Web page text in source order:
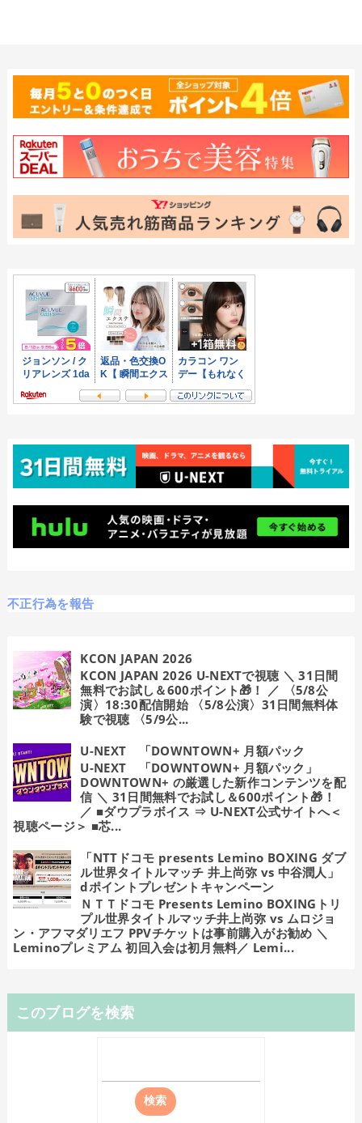
不正行為を報告
KCON JAPAN 2026
KCON JAPAN 2026 U-NEXTで視聴 ＼ 31日間
無料でお試し＆600ポイント🎁！ ／ 〈5/8公
演〉18:30配信開始 〈5/8公演〉31日間無料体
験で視聴 〈5/9公...
U-NEXT 「DOWNTOWN+ 月額パック
U-NEXT 「DOWNTOWN+ 月額パック」
DOWNTOWN+ の厳選した新作コンテンツを配
信 ＼ 31日間無料でお試し＆600ポイント🎁！
／ ■ダウプラボイス ⇒ U-NEXT公式サイトへ＜
視聴ページ＞ ■芯...
「NTTドコモ presents Lemino BOXING ダブ
ル世界タイトルマッチ 井上尚弥 vs 中谷潤人」
dポイントプレゼントキャンペーン
ＮＴＴドコモ Presents Lemino BOXINGトリ
プル世界タイトルマッチ井上尚弥 vs ムロジョ
ン・アフマダリエフ PPVチケットは事前購入がお勧め ＼
Leminoプレミアム 初回入会は初月無料／ Lemi...
このブログを検索